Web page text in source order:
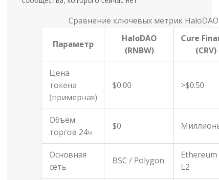
Сравнение ключевых метрик
Параметр
HaloDAO
(RNBW)
Cure
(CRV)
Цена
токена
(примерная)
$0.00 >$0.50
Объем
торгов 24ч
$0
Основная
сеть
BSC / Polygon
L2